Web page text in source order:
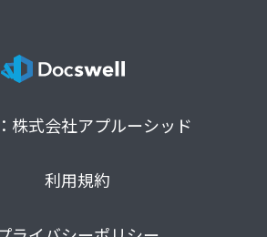
株式会社アプルーシッド
利用規約